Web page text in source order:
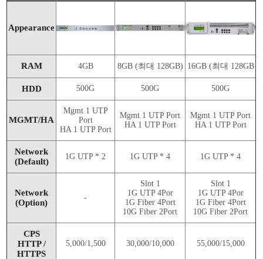
Appearance
RAM 4GB 8GB (최대 128GB) 16GB (최대 128GB
HDD 500G 500G 500G
MGMT/HA
Mgmt 1 UTP
Port
HA 1 UTP Port
Mgmt 1 UTP Port
HA 1 UTP Port
Mgmt 1 UTP Port
HA 1 UTP Port
Network
(Default)
1G UTP * 2 1G UTP * 4 1G UTP * 4
Network
(Option)
-
Slot 1
1G UTP 4Por
1G Fiber 4Port
10G Fiber 2Port
Slot 1
1G UTP 4Por
1G Fiber 4Port
10G Fiber 2Port
CPS
HTTP /
HTTPS
5,000/1,500 30,000/10,000 55,000/15,000